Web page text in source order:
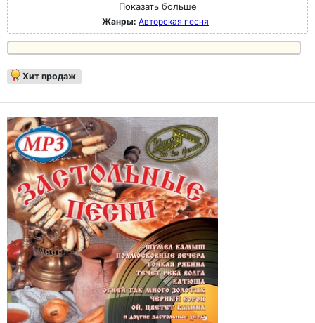
Показать больше
Жанры: Авторская песня
Хит продаж